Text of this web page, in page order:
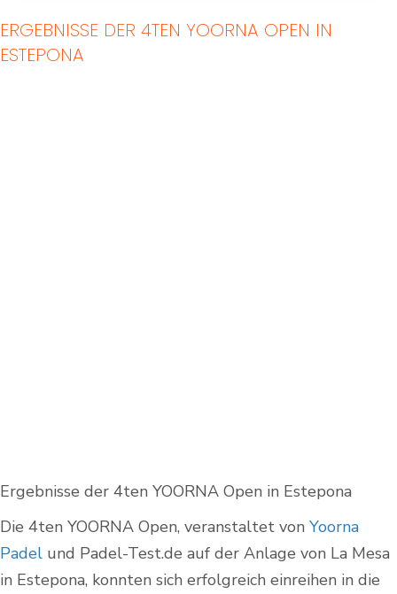
ERGEBNISSE DER 4TEN YOORNA OPEN IN
ESTEPONA
Ergebnisse der 4ten YOORNA Open in Estepona
Die 4ten YOORNA Open, veranstaltet von Yoorna
Padel und Padel-Test.de auf der Anlage von La Mesa
in Estepona, konnten sich erfolgreich einreihen in die